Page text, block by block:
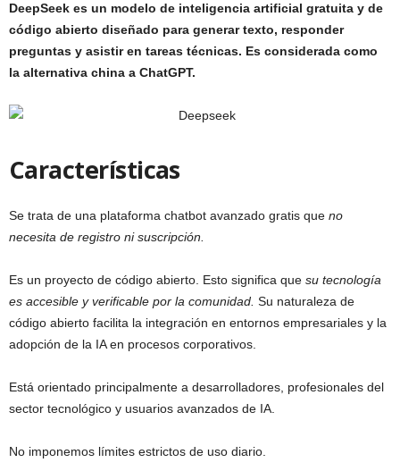
DeepSeek es un modelo de inteligencia artificial gratuita y de
código abierto diseñado para generar texto, responder
preguntas y asistir en tareas técnicas. Es considerada como
la alternativa china a ChatGPT.
Características
Se trata de una plataforma chatbot avanzado gratis que no
necesita de registro ni suscripción.
Es un proyecto de código abierto. Esto significa que su tecnología
es accesible y verificable por la comunidad. Su naturaleza de
código abierto facilita la integración en entornos empresariales y la
adopción de la IA en procesos corporativos.
Está orientado principalmente a desarrolladores, profesionales del
sector tecnológico y usuarios avanzados de IA.
No imponemos límites estrictos de uso diario.